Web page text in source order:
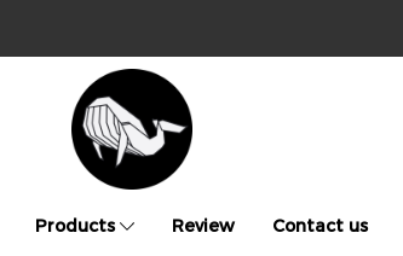
Products Review Contact us